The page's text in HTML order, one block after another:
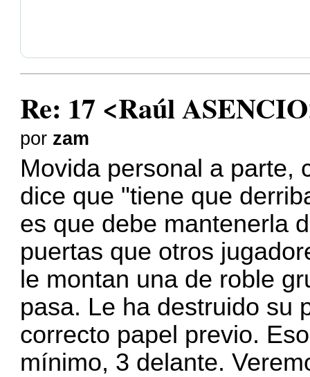
Re: 17 <Raúl
por zam
Movida personal a parte,
dice que "tiene que
es que debe mantenerla
puertas que otros
le montan una de roble
pasa. Le ha destruido su
correcto papel previo.
mínimo, 3 delante.